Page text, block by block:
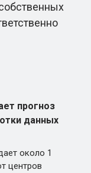
прогноз
данных
около 1
центров